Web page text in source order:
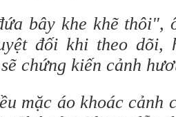
bây khe khẽ thôi",
đối khi theo dõi,
chứng kiến cảnh
mặc áo khoác cảnh